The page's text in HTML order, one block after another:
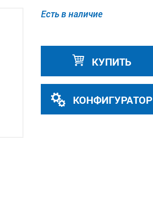
Есть в наличие
КУПИТЬ
КОНФИГУРАТОР